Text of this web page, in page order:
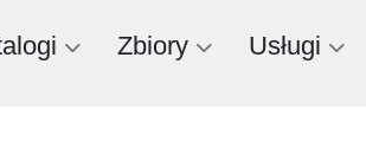
Zbiory Usługi